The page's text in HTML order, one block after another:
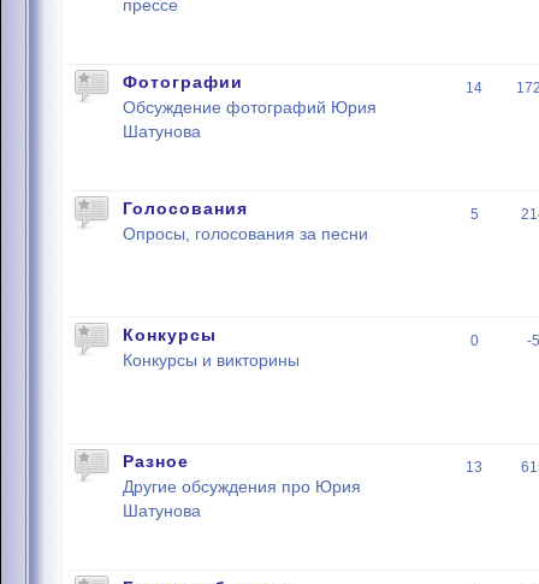
прессе
Фотографии
Обсуждение фотографий Юрия
Шатунова
14
Голосования
Опросы, голосования за песни
5
Конкурсы
Конкурсы и викторины
0 -
Разное
Другие обсуждения про Юрия
Шатунова
13